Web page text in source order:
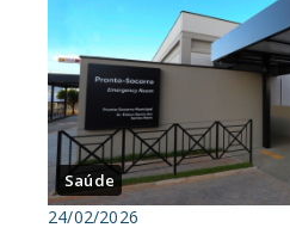
Saúde
24/02/2026